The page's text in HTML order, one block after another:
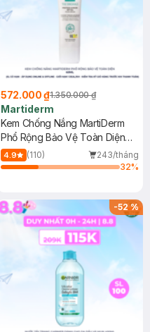
572.000 ₫1.350.000 ₫
Martiderm
Kem Chống Nắng MartiDerm
Phổ Rộng Bảo Vệ Toàn Diện
40ml
4.9 (110)
243/tháng
32%
-52%